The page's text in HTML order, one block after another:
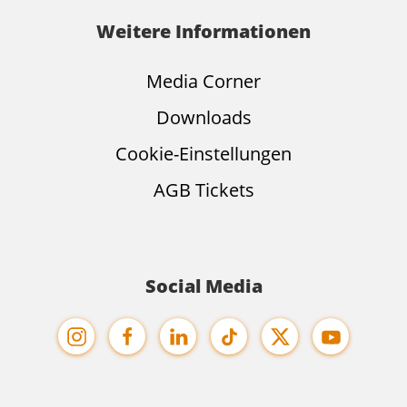
Weitere Informationen
Media Corner
Downloads
Cookie-Einstellungen
AGB Tickets
Social Media